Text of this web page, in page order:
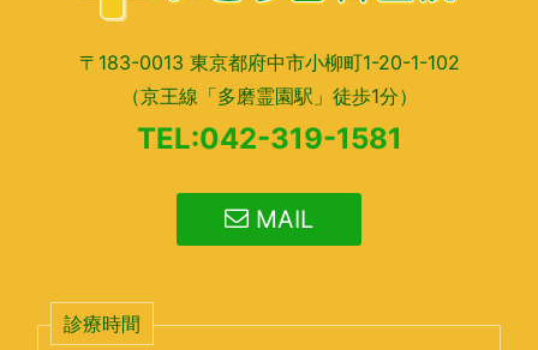
〒183-0013 東京都府中市小柳町1-20-1-102
（京王線「多磨霊園駅」徒歩1分）
TEL:042-319-1581
MAIL
診療時間